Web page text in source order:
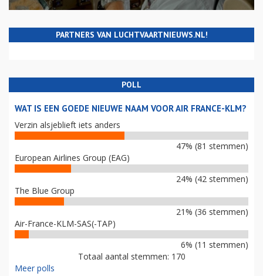
PARTNERS VAN LUCHTVAARTNIEUWS.NL!
POLL
WAT IS EEN GOEDE NIEUWE NAAM VOOR AIR FRANCE-KLM?
Verzin alsjeblieft iets anders
47% (81 stemmen)
European Airlines Group (EAG)
24% (42 stemmen)
The Blue Group
21% (36 stemmen)
Air-France-KLM-SAS(-TAP)
6% (11 stemmen)
Totaal aantal stemmen: 170
Meer polls